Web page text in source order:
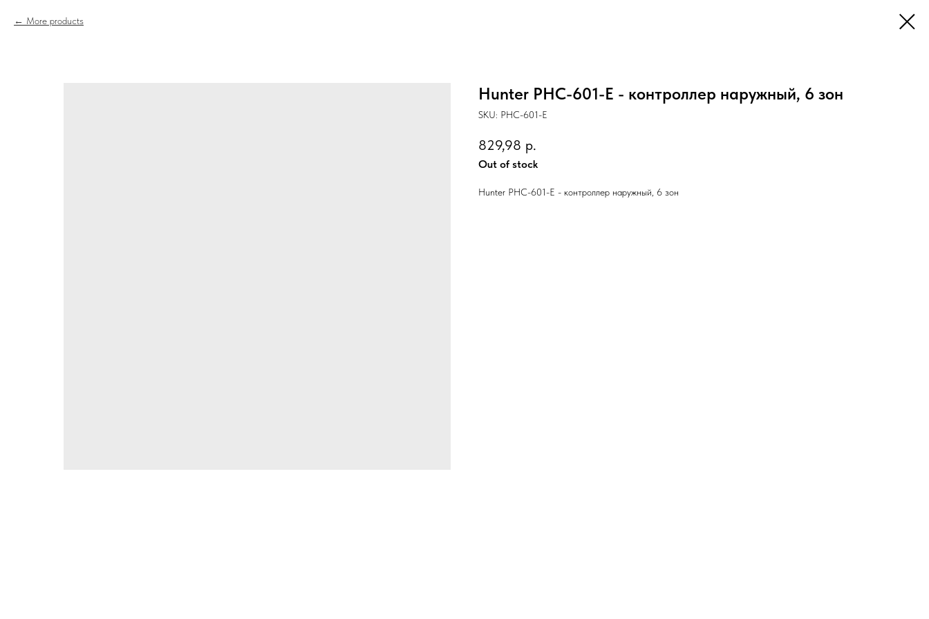
More products
Hunter PHC-601-E - контроллер наружный, 6 зон
SKU: PHC-601-E
829,98 р.
Out of stock
Hunter PHC-601-E - контроллер наружный, 6 зон